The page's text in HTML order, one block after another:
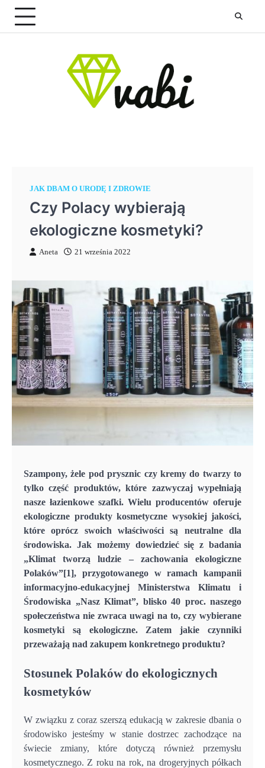
Skip
content
JAK DBAM O URODĘ I ZDROWIE
Czy Polacy wybierają
ekologiczne kosmetyki?
Aneta 21 września 2022
Szampony, żele pod prysznic czy kremy do twarzy to
tylko część produktów, które zazwyczaj wypełniają
nasze łazienkowe szafki. Wielu producentów oferuje
ekologiczne produkty kosmetyczne wysokiej jakości,
które oprócz swoich właściwości są neutralne dla
środowiska. Jak możemy dowiedzieć się z badania
„Klimat tworzą ludzie – zachowania ekologiczne
Polaków”[1], przygotowanego w ramach kampanii
informacyjno-edukacyjnej Ministerstwa Klimatu i
Środowiska „Nasz Klimat”, blisko 40 proc. naszego
społeczeństwa nie zwraca uwagi na to, czy wybierane
kosmetyki są ekologiczne. Zatem jakie czynniki
przeważają nad zakupem konkretnego produktu?
Stosunek Polaków do ekologicznych
kosmetyków
W związku z coraz szerszą edukacją w zakresie dbania o
środowisko jesteśmy w stanie dostrzec zachodzące na
świecie zmiany, które dotyczą również przemysłu
kosmetycznego. Z roku na rok, na drogeryjnych półkach